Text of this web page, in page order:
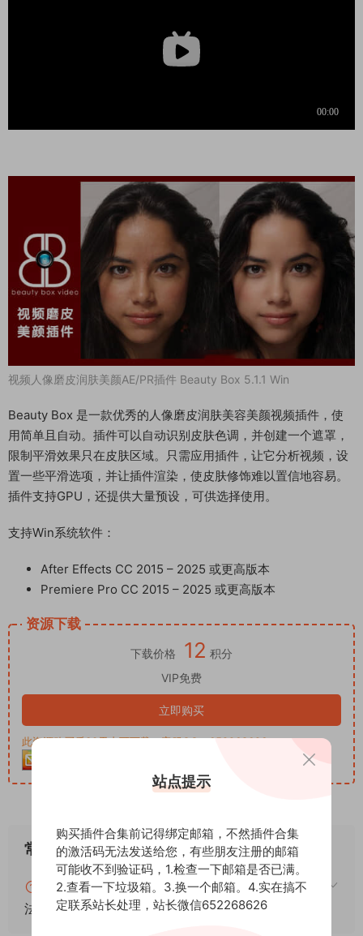
视频人像磨皮润肤美颜AE/PR插件 Beauty Box 5.1.1 Win
Beauty Box 是一款优秀的人像磨皮润肤美容美颜视频插件，使
用简单且自动。插件可以自动识别皮肤色调，并创建一个遮罩，
限制平滑效果只在皮肤区域。只需应用插件，让它分析视频，设
置一些平滑选项，并让插件渲染，使皮肤修饰难以置信地容易。
插件支持GPU，还提供大量预设，可供选择使用。
支持Win系统软件：
After Effects CC 2015 – 2025 或更高版本
Premiere Pro CC 2015 – 2025 或更高版本
资源下载
下载价格 12 积分
VIP免费
立即购买
此资源购买后30天内可下载。客服QQ：652268626
常见问题
blender怎么安装插件？blender插件安装通用方
法！
站点提示
购买插件合集前记得绑定邮箱，不然插件合集
的激活码无法发送给您，有些朋友注册的邮箱
可能收不到验证码，1.检查一下邮箱是否已满。
2.查看一下垃圾箱。3.换一个邮箱。4.实在搞不
定联系站长处理，站长微信652268626